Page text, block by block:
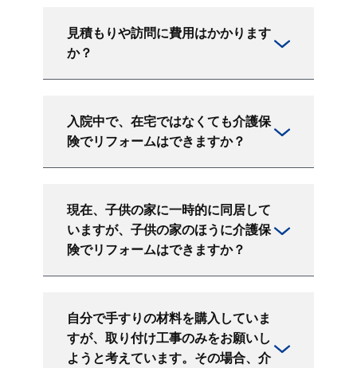
見積もりや訪問に費用はかかります
か？
入院中で、在宅ではなくても介護保
険でリフォームはできますか？
現在、子供の家に一時的に同居して
いますが、子供の家のほうに介護保
険でリフォームはできますか？
自分で手すりの材料を購入していま
すが、取り付け工事のみをお願いし
ようと考えています。その場合、介